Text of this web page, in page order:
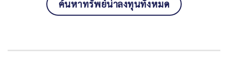
ค้นหาทรัพย์น่าลงทุนทั้งหมด